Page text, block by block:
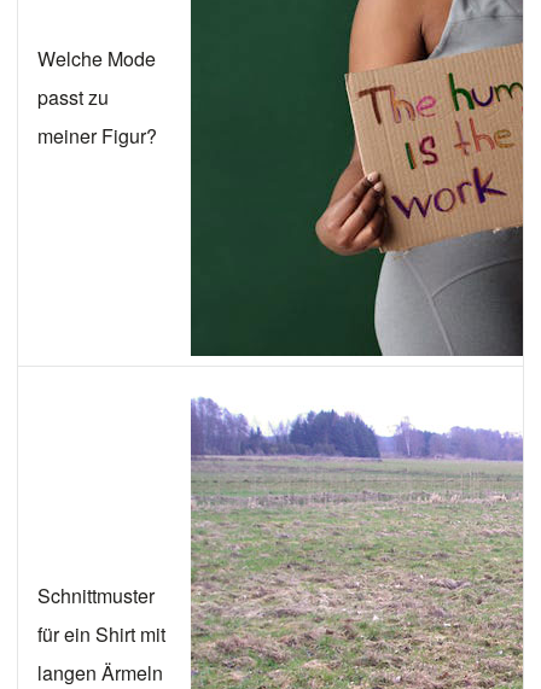
Welche Mode
passt zu
meiner Figur?
Schnittmuster
für ein Shirt mit
langen Ärmeln